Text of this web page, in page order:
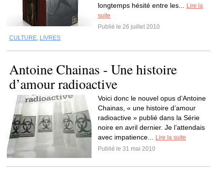
longtemps hésité entre les...
Lire la
suite
Publié le 26 juillet 2010
CULTURE, LIVRES
Antoine Chainas - Une histoire
d’amour radioactive
Voici donc le nouvel opus d’Antoine
Chainas, « une histoire d’amour
radioactive » publié dans la Série
noire en avril dernier. Je l’attendais
avec impatience...
Lire la suite
Publié le 31 mai 2010